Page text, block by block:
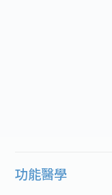
功能醫學